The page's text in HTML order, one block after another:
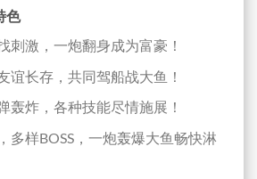
色
刺激，一炮翻身成为富豪！
谊长存，共同驾船战大鱼！
轰炸，各种技能尽情施展！
多样BOSS，一炮轰爆大鱼畅快淋